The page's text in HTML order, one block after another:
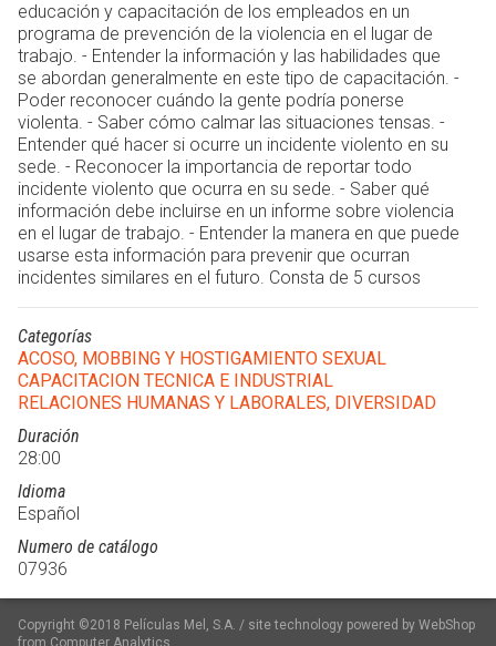
educación y capacitación de los empleados en un
programa de prevención de la violencia en el lugar de
trabajo. - Entender la información y las habilidades que
se abordan generalmente en este tipo de capacitación. -
Poder reconocer cuándo la gente podría ponerse
violenta. - Saber cómo calmar las situaciones tensas. -
Entender qué hacer si ocurre un incidente violento en su
sede. - Reconocer la importancia de reportar todo
incidente violento que ocurra en su sede. - Saber qué
información debe incluirse en un informe sobre violencia
en el lugar de trabajo. - Entender la manera en que puede
usarse esta información para prevenir que ocurran
incidentes similares en el futuro. Consta de 5 cursos
Categorías
ACOSO, MOBBING Y HOSTIGAMIENTO SEXUAL
CAPACITACION TECNICA E INDUSTRIAL
RELACIONES HUMANAS Y LABORALES, DIVERSIDAD
Duración
28:00
Idioma
Español
Numero de catálogo
07936
Copyright ©2018 Películas Mel, S.A. / site technology powered by WebShop
from Computer Analytics